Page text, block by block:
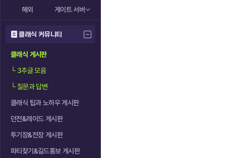
해외
게이트 서버
클래식 커뮤니티
클래식 게시판
└3추글 모음
└질문과 답변
클래식 팁과 노하우 게시판
던전&레이드 게시판
투기장&전장 게시판
파티찾기&길드홍보 게시판